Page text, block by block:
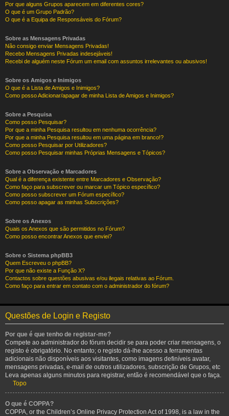
Por que alguns Grupos aparecem em diferentes cores?
O que é um Grupo Padrão?
O que é a Equipa de Responsáveis do Fórum?
Sobre as Mensagens Privadas
Não consigo enviar Mensagens Privadas!
Recebo Mensagens Privadas indesejáveis!
Recebi de alguém neste Fórum um email com assuntos irrelevantes ou abusivos!
Sobre os Amigos e Inimigos
O que é a Lista de Amigos e Inimigos?
Como posso Adicionar/apagar de minha Lista de Amigos e Inimigos?
Sobre a Pesquisa
Como posso Pesquisar?
Por que a minha Pesquisa resultou em nenhuma ocorrência?
Por que a minha Pesquisa resultou em uma página em branco!?
Como posso Pesquisar por Utilizadores?
Como posso Pesquisar minhas Próprias Mensagens e Tópicos?
Sobre a Observação e Marcadores
Qual é a diferença existente entre Marcadores e Observação?
Como faço para subscrever ou marcar um Tópico específico?
Como posso subscrever um Fórum específico?
Como posso apagar as minhas Subscrições?
Sobre os Anexos
Quais os Anexos que são permitidos no Fórum?
Como posso encontrar Anexos que enviei?
Sobre o Sistema phpBB3
Quem Escreveu o phpBB?
Por que não existe a Função X?
Contactos sobre questões abusivas e/ou ilegais relativas ao Fórum.
Como faço para entrar em contato com o administrador do fórum?
Questões de Login e Registo
Por que é que tenho de registar-me?
Compete ao administrador do fórum decidir se para poder criar mensagens, o
registo é obrigatório. No entanto; o registo dá-lhe acesso a ferramentas
adicionais não disponíveis aos visitantes, como imagens definíveis avatar,
mensagens privadas, e-mail de outros utilizadores, subscrição de Grupos, etc
Leva apenas alguns minutos para registrar, então é recomendável que o faça.
Topo
O que é COPPA?
COPPA, or the Children’s Online Privacy Protection Act of 1998, is a law in the